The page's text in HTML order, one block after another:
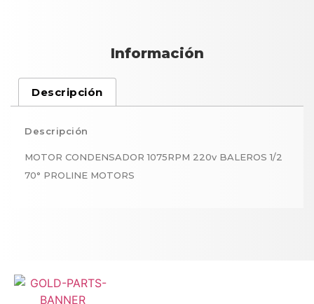
Información
Descripción
Descripción
MOTOR CONDENSADOR 1075RPM 220v BALEROS 1/2
70° PROLINE MOTORS